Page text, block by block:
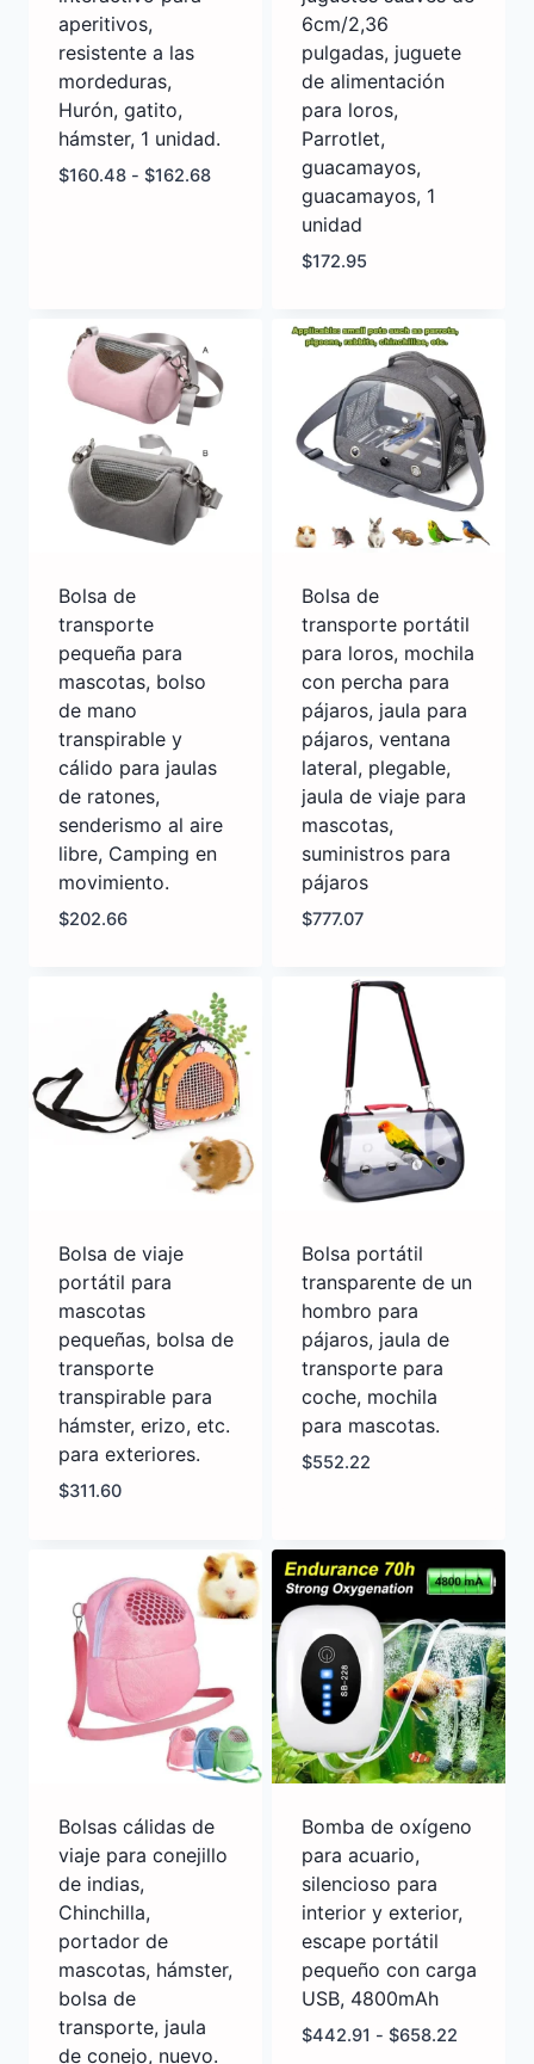
aperitivos,
resistente a las
mordeduras,
Hurón, gatito,
hámster, 1 unidad.
$160.48 - $162.68
6cm/2,36
pulgadas, juguete
de alimentación
para loros,
Parrotlet,
guacamayos,
guacamayos, 1
unidad
$172.95
Bolsa de
transporte
pequeña para
mascotas, bolso
de mano
transpirable y
cálido para jaulas
de ratones,
senderismo al aire
libre, Camping en
movimiento.
$202.66
Bolsa de
transporte portátil
para loros, mochila
con percha para
pájaros, jaula para
pájaros, ventana
lateral, plegable,
jaula de viaje para
mascotas,
suministros para
pájaros
$777.07
Bolsa de viaje
portátil para
mascotas
pequeñas, bolsa de
transporte
transpirable para
hámster, erizo, etc.
para exteriores.
$311.60
Bolsa portátil
transparente de un
hombro para
pájaros, jaula de
transporte para
coche, mochila
para mascotas.
$552.22
Bolsas cálidas de
viaje para conejillo
de indias,
Chinchilla,
portador de
mascotas, hámster,
bolsa de
transporte, jaula
de conejo, nuevo.
Bomba de oxígeno
para acuario,
silencioso para
interior y exterior,
escape portátil
pequeño con carga
USB, 4800mAh
$442.91 - $658.22